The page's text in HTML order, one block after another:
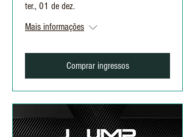
ter., 01 de dez.
Mais informações
Comprar ingressos